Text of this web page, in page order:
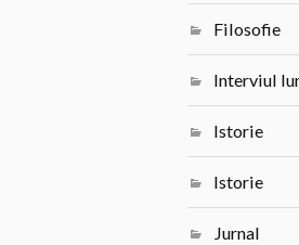
Filosofie
Interviul
Istorie
Istorie
Jurnal